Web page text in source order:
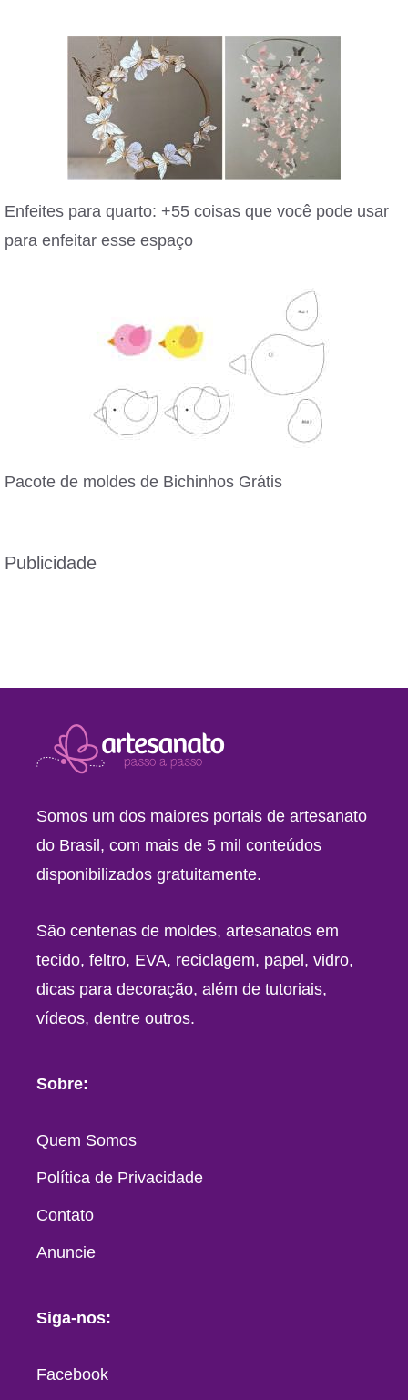
Enfeites para quarto: +55 coisas que você pode usar
para enfeitar esse espaço
Pacote de moldes de Bichinhos Grátis
Publicidade
Somos um dos maiores portais de artesanato
do Brasil, com mais de 5 mil conteúdos
disponibilizados gratuitamente.
São centenas de moldes, artesanatos em
tecido, feltro, EVA, reciclagem, papel, vidro,
dicas para decoração, além de tutoriais,
vídeos, dentre outros.
Sobre:
Quem Somos
Política de Privacidade
Contato
Anuncie
Siga-nos:
Facebook